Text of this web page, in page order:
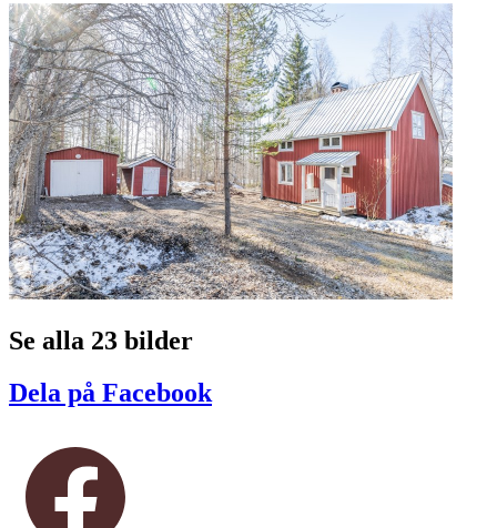
Se alla 23 bilder
Dela på Facebook